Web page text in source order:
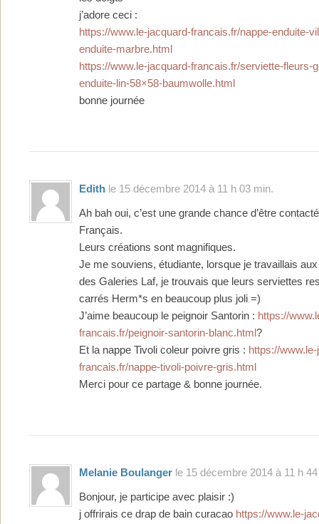
j’adore ceci :
https://www.le-jacquard-francais.fr/nappe-enduite-
enduite-marbre.html
https://www.le-jacquard-francais.fr/serviette-fleurs-
enduite-lin-58×58-baumwolle.html
bonne journée
Edith le 15 décembre 2014 à 11 h 03 min.
Ah bah oui, c’est une grande chance d’être
Français.
Leurs créations sont magnifiques.
Je me souviens, étudiante, lorsque je travaillais
des Galeries Laf, je trouvais que leurs serviettes
carrés Herm*s en beaucoup plus joli =)
J’aime beaucoup le peignoir Santorin : https://
francais.fr/peignoir-santorin-blanc.html ?
Et la nappe Tivoli coleur poivre gris : https://
francais.fr/nappe-tivoli-poivre-gris.html
Merci pour ce partage & bonne journée.
Melanie Boulanger le 15 décembre 2014 à 11 h
Bonjour, je participe avec plaisir :)
j offrirais ce drap de bain curacao https://www.le-